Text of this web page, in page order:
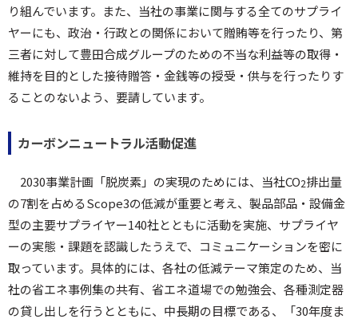
り組んでいます。また、当社の事業に関与する全てのサプライ
ヤーにも、政治・行政との関係において贈賄等を行ったり、第
三者に対して豊田合成グループのための不当な利益等の取得・
維持を目的とした接待贈答・金銭等の授受・供与を行ったりす
ることのないよう、要請しています。
カーボンニュートラル活動促進
2030事業計画「脱炭素」の実現のためには、当社CO2排出量
の7割を占めるScope3の低減が重要と考え、製品部品・設備金
型の主要サプライヤー140社とともに活動を実施、サプライヤ
ーの実態・課題を認識したうえで、コミュニケーションを密に
取っています。具体的には、各社の低減テーマ策定のため、当
社の省エネ事例集の共有、省エネ道場での勉強会、各種測定器
の貸し出しを行うとともに、中長期の目標である、「30年度ま